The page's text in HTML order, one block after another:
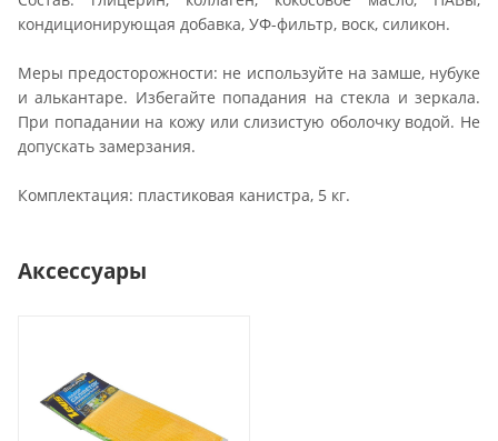
кондиционирующая добавка, УФ-фильтр, воск, силикон.
Меры предосторожности: не используйте на замше, нубуке
и алькантаре. Избегайте попадания на стекла и зеркала.
При попадании на кожу или слизистую оболочку водой. Не
допускать замерзания.
Комплектация: пластиковая канистра, 5 кг.
Аксессуары